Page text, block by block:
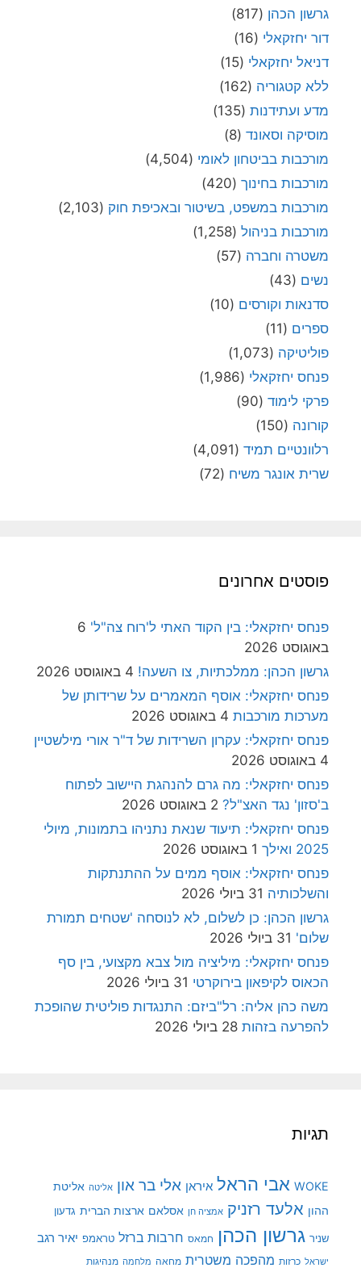
גרשון הכהן (817)
דור יחזקאלי (16)
דניאל יחזקאלי (15)
ללא קטגוריה (162)
מדע ועתידנות (135)
מוסיקה וסאונד (8)
מורכבות בביטחון לאומי (4,504)
מורכבות בחינוך (420)
מורכבות במשפט, בשיטור ובאכיפת חוק (2,103)
מורכבות בניהול (1,258)
משטרה וחברה (57)
נשים (43)
סדנאות וקורסים (10)
ספרים (11)
פוליטיקה (1,073)
פנחס יחזקאלי (1,986)
פרקי לימוד (90)
קורונה (150)
רלוונטיים תמיד (4,091)
שרית אונגר משיח (72)
פוסטים אחרונים
פנחס יחזקאלי: בין הקוד האתי ל'רוח צה"ל' 6
באוגוסט 2026
גרשון הכהן: ממלכתיות, צו השעה! 4 באוגוסט 2026
פנחס יחזקאלי: אוסף המאמרים על שרידותן של
מערכות מורכבות 4 באוגוסט 2026
פנחס יחזקאלי: עקרון השרידות של ד"ר אורי מילשטיין
4 באוגוסט 2026
פנחס יחזקאלי: מה גרם להנהגת היישוב לפתוח
ב'סזון' נגד האצ"ל? 2 באוגוסט 2026
פנחס יחזקאלי: תיעוד שנאת נתניהו בתמונות, מיולי
2025 ואילך
1 באוגוסט 2026
פנחס יחזקאלי: אוסף ממים על ההתנתקות
והשלכותיה 31 ביולי 2026
גרשון הכהן: כן לשלום, לא לנוסחה 'שטחים תמורת
שלום' 31 ביולי 2026
פנחס יחזקאלי: מיליציה מול צבא מקצועי, בין סף
הכאוס לקיפאון בירוקרטי 31 ביולי 2026
משה כהן אליה: רל"ביזם: התנגדות פוליטית שהופכת
להפרעה בזהות 28 ביולי 2026
תגיות
WOKE אבי הראל איראן אלי בר און אליטה אליטת
ההון אלעד רזניק אמציה חן אסלאם ארצות הברית גדעון
שניר גרשון הכהן חמאס חרבות ברזל טראמפ יאיר רגב
ישראל כרזות מהפכה משטרית מחאה מלחמה מנהיגות